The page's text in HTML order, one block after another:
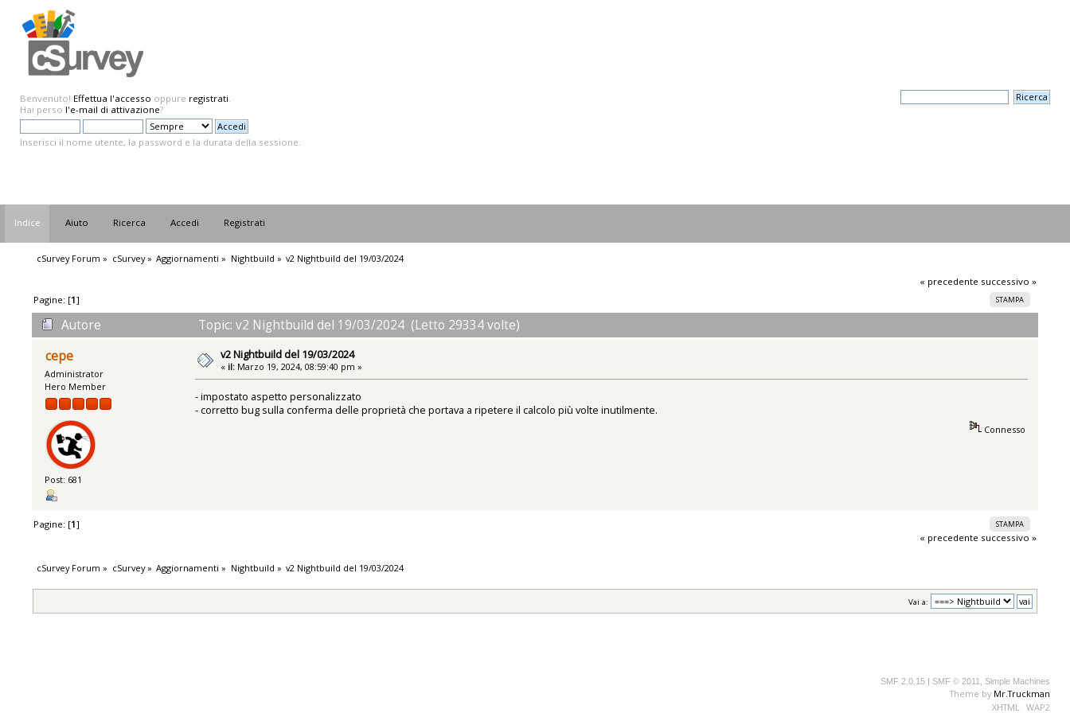
Benvenuto! Effettua l'accesso oppure registrati.
Hai perso l'e-mail di attivazione?
Inserisci il nome utente, la password e la durata della sessione.
Indice Aiuto Ricerca Accedi Registrati
cSurvey Forum » cSurvey» Aggiornamenti » Nightbuild » v2 Nightbuild del 19/03/2024
« precedente successivo »
STAMPA
Pagine: [1]
Autore
Topic: v2 Nightbuild del 19/03/2024 (Letto 29334 volte)
cepe
Administrator
Hero Member
Post: 681
v2 Nightbuild del 19/03/2024
« il: Marzo 19, 2024, 08:59:40 pm »
- impostato aspetto personalizzato
- corretto bug sulla conferma delle proprietà che portava a ripetere il calcolo più volte inutilmente.
Connesso
STAMPA
Pagine: [1]
« precedente successivo »
cSurvey Forum » cSurvey» Aggiornamenti » Nightbuild » v2 Nightbuild del 19/03/2024
Vai a:
SMF 2.0.15 SMF © 2011 Simple Machines
Theme by Mr.Truckman
XHTML WAP2